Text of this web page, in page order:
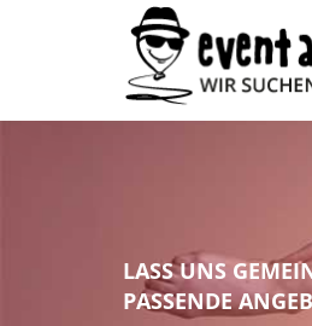
LASS UNS
PASSENDE